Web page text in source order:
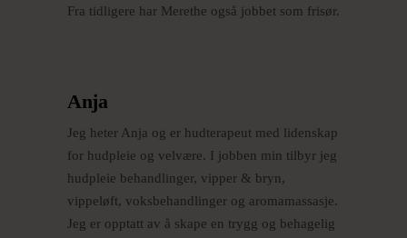
Fra tidligere har Merethe også jobbet som frisør.
Anja
Jeg heter Anja og er hudterapeut med lidenskap
for hudpleie og velvære. I jobben min tilbyr jeg
hudpleie behandlinger, vipper & bryn,
vippeløft, voksbehandlinger og aromamassasje.
Jeg er opptatt av å skape en trygg og behagelig